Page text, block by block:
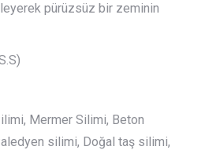
pürüzsüz bir zeminin
Mermer Silimi, Beton
silimi, Doğal taş silimi,